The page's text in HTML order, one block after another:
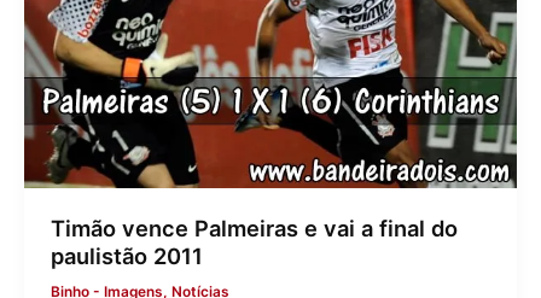
Timão vence Palmeiras e vai a final do
paulistão 2011
Binho - Imagens, Notícias